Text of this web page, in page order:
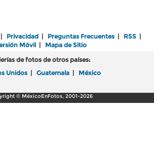
| Privacidad | Preguntas Frecuentes | RSS |
Móvil| Mapa de Sitio
de fotos de otros países:
Unidos | Guatemala | México
© MéxicoEnFotos, 2001-2026